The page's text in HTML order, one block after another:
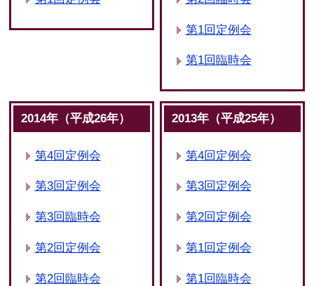
第1回定例会
第1回臨時会
2014年（平成26年）
第4回定例会
第3回定例会
第3回臨時会
第2回定例会
第2回臨時会
2013年（平成25年）
第4回定例会
第3回定例会
第2回定例会
第1回定例会
第1回臨時会